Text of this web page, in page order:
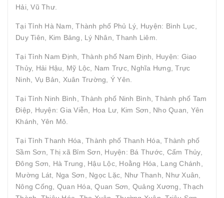
Hải, Vũ Thư.
Tại Tỉnh Hà Nam, Thành phố Phủ Lý, Huyện: Bình Lục,
Duy Tiên, Kim Bảng, Lý Nhân, Thanh Liêm.
Tại Tỉnh Nam Định, Thành phố Nam Định, Huyện: Giao
Thủy, Hải Hậu, Mỹ Lộc, Nam Trực, Nghĩa Hưng, Trực
Ninh, Vụ Bản, Xuân Trường, Ý Yên.
Tại Tỉnh Ninh Bình, Thành phố Ninh Bình, Thành phố Tam
Điệp, Huyện: Gia Viễn, Hoa Lư, Kim Sơn, Nho Quan, Yên
Khánh, Yên Mô.
Tại Tỉnh Thanh Hóa, Thành phố Thanh Hóa, Thành phố
Sầm Sơn, Thị xã Bỉm Sơn, Huyện: Bá Thước, Cẩm Thủy,
Đông Sơn, Hà Trung, Hậu Lộc, Hoằng Hóa, Lang Chánh,
Mường Lát, Nga Sơn, Ngọc Lặc, Như Thanh, Như Xuân,
Nông Cống, Quan Hóa, Quan Sơn, Quảng Xương, Thạch